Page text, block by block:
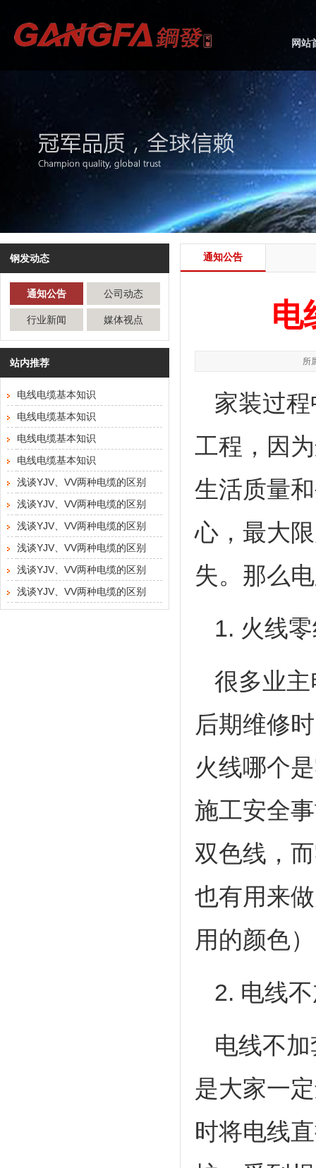
网站
钢发动态
通知公告 公司动态
行业新闻 媒体视点
站内推荐
电线电缆基本知识
电线电缆基本知识
电线电缆基本知识
电线电缆基本知识
浅谈YJV、VV两种电缆的区别
浅谈YJV、VV两种电缆的区别
浅谈YJV、VV两种电缆的区别
浅谈YJV、VV两种电缆的区别
浅谈YJV、VV两种电缆的区别
浅谈YJV、VV两种电缆的区别
通知公告
电
所
家装过
工程，因
生活质量
心，最大
失。那么
1. 火线
很多业
后期维修
火线哪个
施工安全
双色线，
也有用来
用的颜色）
2. 电线
电线不
是大家一
时将电线